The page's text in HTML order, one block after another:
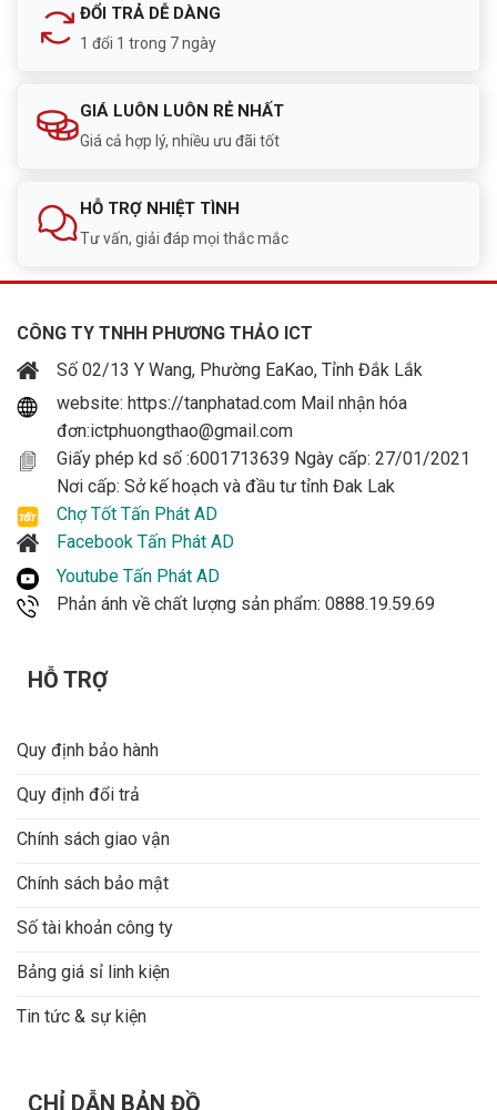
ĐỔI TRẢ DỄ DÀNG
1 đổi 1 trong 7 ngày
GIÁ LUÔN LUÔN RẺ NHẤT
Giá cả hợp lý, nhiều ưu đãi tốt
HỖ TRỢ NHIỆT TÌNH
Tư vấn, giải đáp mọi thắc mắc
CÔNG TY TNHH PHƯƠNG THẢO ICT
Số 02/13 Y Wang, Phường EaKao, Tỉnh Đắk Lắk
website: https://tanphatad.com Mail nhận hóa
đơn:ictphuongthao@gmail.com
Giấy phép kd số :6001713639 Ngày cấp: 27/01/2021
Nơi cấp: Sở kế hoạch và đầu tư tỉnh Đak Lak
Chợ Tốt Tấn Phát AD
Facebook Tấn Phát AD
Youtube Tấn Phát AD
Phản ánh về chất lượng sản phẩm: 0888.19.59.69
HỖ TRỢ
Quy định bảo hành
Quy định đổi trả
Chính sách giao vận
Chính sách bảo mật
Số tài khoản công ty
Bảng giá sỉ linh kiện
Tin tức & sự kiện
CHỈ DẪN BẢN ĐỒ